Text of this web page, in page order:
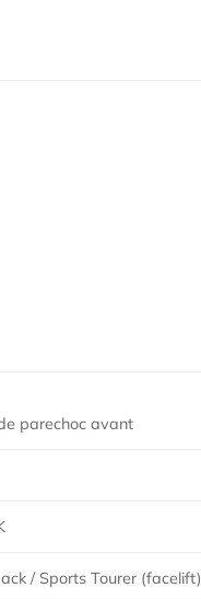
parechoc avant
/ Sports Tourer (facelift)